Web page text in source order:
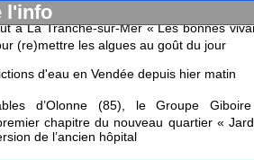
l'info
à La Tranche-sur-Mer « Les bonnes
(re)mettre les algues au goût du jour
d'eau en Vendée depuis hier matin
d’Olonne (85), le Groupe
chapitre du nouveau quartier «
de l’ancien hôpital